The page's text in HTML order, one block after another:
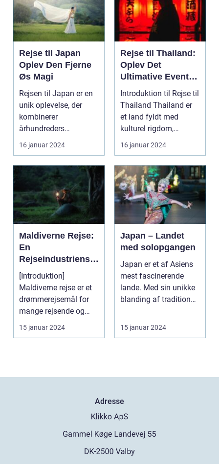
Rejse til Japan
Oplev Den Fjerne
Øs Magi
Rejsen til Japan er en
unik oplevelse, der
kombinerer
århundreders
traditioner med
16 januar 2024
Rejse til Thailand:
Oplev Det
Ultimative Eventyr
i Landet Smilenes
Land
Introduktion til Rejse til
Thailand Thailand er
et land fyldt med
kulturel rigdom,
naturskønne land...
16 januar 2024
Maldiverne Rejse:
En
Rejseindustriens
Perle
[Introduktion]
Maldiverne rejse er et
drømmerejsemål for
mange rejsende og
eventyrlystne. Med
15 januar 2024
Japan – Landet
med solopgangen
Japan er et af Asiens
mest fascinerende
lande. Med sin unikke
blanding af tradition
15 januar 2024
Adresse